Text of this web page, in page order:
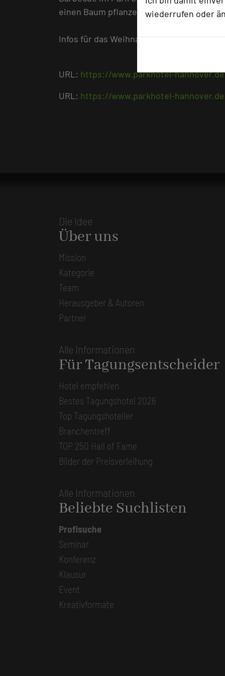
wiederrufen oder
einen Baum pflanzen - alles kann, nichts
Infos für das Weihnachtshaus vom
URL: https://www.parkhotel-
URL: https://www.parkhotel-
Die Idee
Über uns
Mission
Kategorie
Team
Herausgeber & Autoren
Partner
Alle Informationen
Für Tagungsentscheider
Hotel empfehlen
Bestes Tagungshotel 2026
Top Tagungshotelier
Branchentreff
TOP 250 Hall of Fame
Bilder der Preisverleihung
Alle Informationen
Beliebte Suchlisten
Profisuche
Seminar
Konferenz
Klausur
Event
Kreativformate